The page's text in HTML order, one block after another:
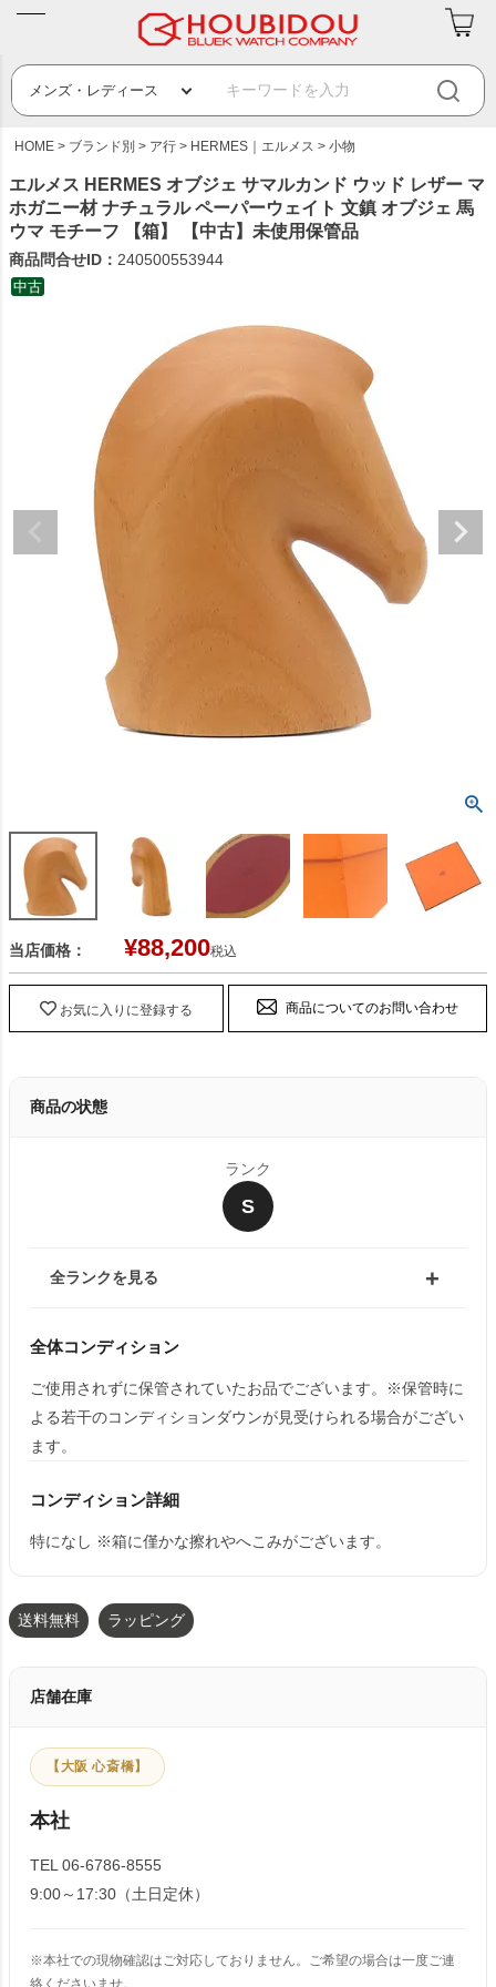
HOME ブランド別 ア行 HERMES｜エルメス 小物
エルメス HERMES オブジェ サマルカンド ウッド レザー マ
ホガニー材 ナチュラル ペーパーウェイト 文鎮 オブジェ 馬
ウマ モチーフ 【箱】 【中古】未使用保管品
商品問合せID： 240500553944
中古
当店価格： ¥88,200税込
お気に入りに登録する 商品についてのお問い合わせ
商品の状態
ランク
S
全ランクを見る
全体コンディション
ご使用されずに保管されていたお品でございます。※保管時に
よる若干のコンディションダウンが見受けられる場合がござい
ます。
コンディション詳細
特になし ※箱に僅かな擦れやへこみがございます。
送料無料 ラッピング
店舗在庫
【大阪 心斎橋】
本社
TEL 06-6786-8555
9:00～17:30（土日定休）
※本社での現物確認はご対応しておりません。ご希望の場合は一度ご連
絡くださいませ。